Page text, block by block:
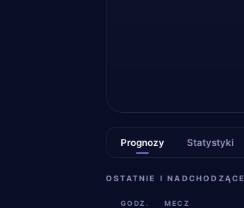
Prognozy Statystyki
OSTATNIE I NADCHODZĄCE
GODZ. MECZ